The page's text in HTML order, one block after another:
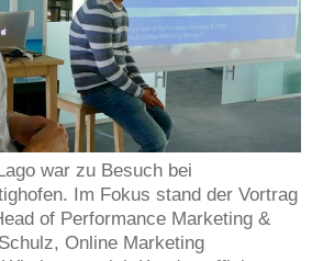
war zu Besuch bei
Im Fokus stand der Vortrag
of Performance Marketing &
Online Marketing